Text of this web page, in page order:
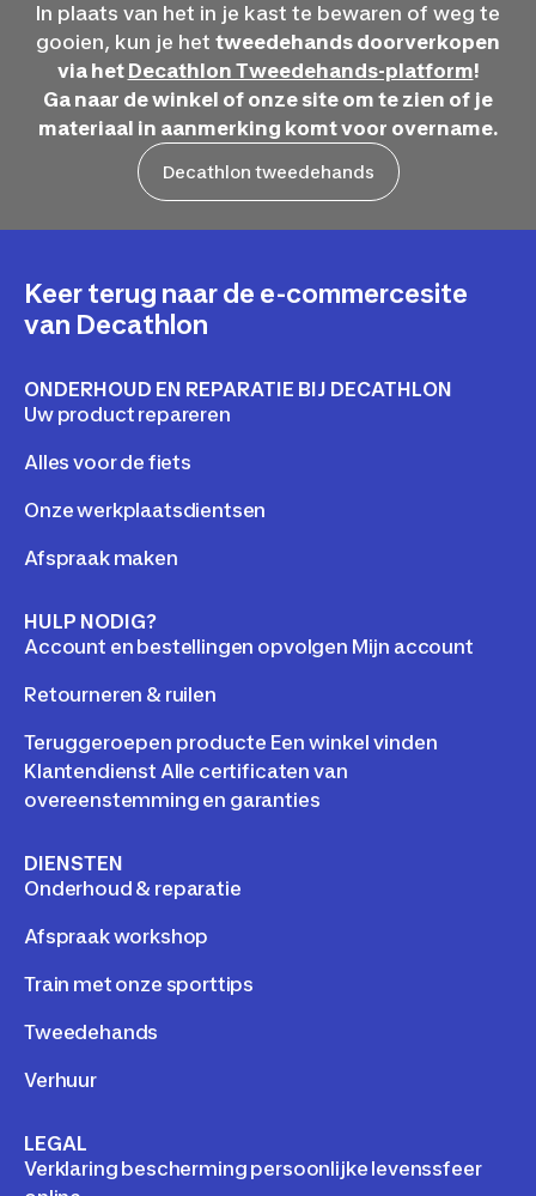
In plaats van het in je kast te bewaren of weg te
gooien, kun je het tweedehands doorverkopen
via het Decathlon Tweedehands-platform!
Ga naar de winkel of onze site om te zien of je
materiaal in aanmerking komt voor overname.
Decathlon tweedehands
Keer terug naar de e-commercesite
van Decathlon
ONDERHOUD EN REPARATIE BIJ DECATHLON
Uw product repareren
Alles voor de fiets
Onze werkplaatsdientsen
Afspraak maken
HULP NODIG?
Account en bestellingen opvolgen Mijn account
Retourneren & ruilen
Teruggeroepen producte Een winkel vinden
Klantendienst Alle certificaten van
overeenstemming en garanties
DIENSTEN
Onderhoud & reparatie
Afspraak workshop
Train met onze sporttips
Tweedehands
Verhuur
LEGAL
Verklaring bescherming persoonlijke levenssfeer